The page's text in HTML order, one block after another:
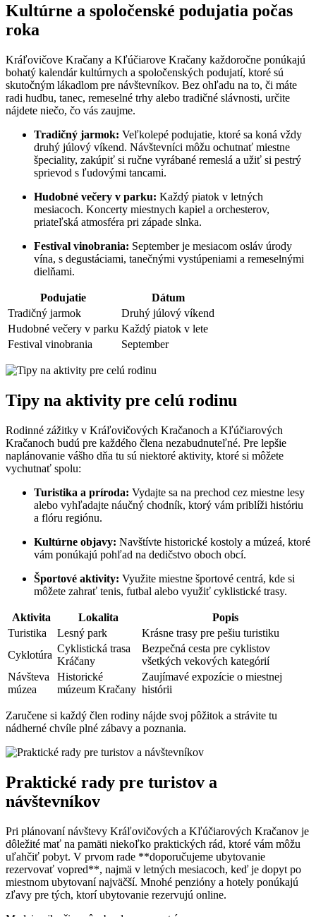
Kultúrne a spoločenské podujatia počas
roka
Kráľovičove Kračany a Kľúčiarove Kračany každoročne ponúkajú
bohatý kalendár kultúrnych a spoločenských podujatí, ktoré sú
skutočným lákadlom pre návštevníkov. Bez ohľadu na to, či máte
radi hudbu, tanec, remeselné trhy alebo tradičné slávnosti, určite
nájdete niečo, čo vás zaujme.
Tradičný jarmok: Veľkolepé podujatie, ktoré sa koná vždy
druhý júlový víkend. Návštevníci môžu ochutnať miestne
špeciality, zakúpiť si ručne vyrábané remeslá a užiť si pestrý
sprievod s ľudovými tancami.
Hudobné večery v parku: Každý piatok v letných
mesiacoch. Koncerty miestnych kapiel a orchesterov,
priateľská atmosféra pri západe slnka.
Festival vinobrania: September je mesiacom osláv úrody
vína, s degustáciami, tanečnými vystúpeniami a remeselnými
dielňami.
Podujatie
Dátum
Tradičný jarmok
Druhý júlový víkend
Hudobné večery v parku Každý piatok v lete
Festival vinobrania
September
Tipy na aktivity pre celú rodinu
Rodinné zážitky v Kráľovičových Kračanoch a Kľúčiarových
Kračanoch budú pre každého člena nezabudnuteľné. Pre lepšie
naplánovanie vášho dňa tu sú niektoré aktivity, ktoré si môžete
vychutnať spolu:
Turistika a príroda: Vydajte sa na prechod cez miestne lesy
alebo vyhľadajte náučný chodník, ktorý vám priblíži históriu
a flóru regiónu.
Kultúrne objavy: Navštívte historické kostoly a múzeá, ktoré
vám ponúkajú pohľad na dedičstvo oboch obcí.
Športové aktivity: Využite miestne športové centrá, kde si
môžete zahrať tenis, futbal alebo využiť cyklistické trasy.
Aktivita Lokalita
Popis
Turistika
Lesný park
Krásne trasy pre pešiu turistiku
Cyklotúra
Cyklistická trasa
Kráčany
Bezpečná cesta pre cyklistov
všetkých vekových kategórií
Návšteva
múzea
Historické
múzeum Kračany
Zaujímavé expozície o miestnej
histórii
Zaručene si každý člen rodiny nájde svoj pôžitok a strávite tu
nádherné chvíle plné zábavy a poznania.
Praktické rady pre turistov a
návštevníkov
Pri plánovaní návštevy Kráľovičových a Kľúčiarových Kračanov je
dôležité mať na pamäti niekoľko praktických rád, ktoré vám môžu
uľahčiť pobyt. V prvom rade **doporučujeme ubytovanie
rezervovať vopred**, najmä v letných mesiacoch, keď je dopyt po
miestnom ubytovaní najväčší. Mnohé penzióny a hotely ponúkajú
zľavy pre tých, ktorí ubytovanie rezervujú online.